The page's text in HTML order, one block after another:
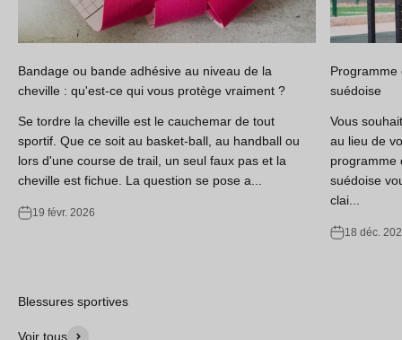
Bandage ou bande adhésive au niveau de la
cheville : qu'est-ce qui vous protège vraiment ?
Se tordre la cheville est le cauchemar de tout
sportif. Que ce soit au basket-ball, au handball ou
lors d'une course de trail, un seul faux pas et la
cheville est fichue. La question se pose a...
19 févr. 2026
Programme
suédoise
Vous
au lieu de
programme
suédoise
clai...
18 déc.
Blessures sportives
Voir tous